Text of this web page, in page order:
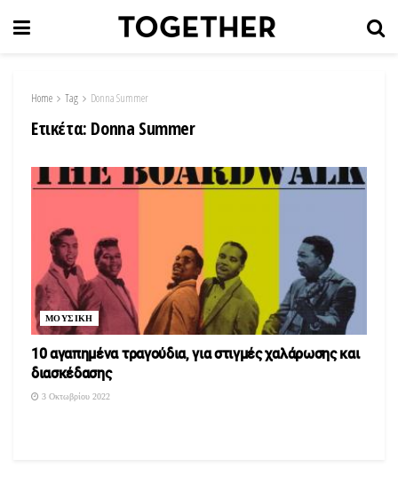
Home Tag Donna Summer
Ετικέτα: Donna Summer
ΜΟΥΣΙΚΗ
10 αγαπημένα τραγούδια, για στιγμές χαλάρωσης και
διασκέδασης
3 Οκτωβρίου 2022